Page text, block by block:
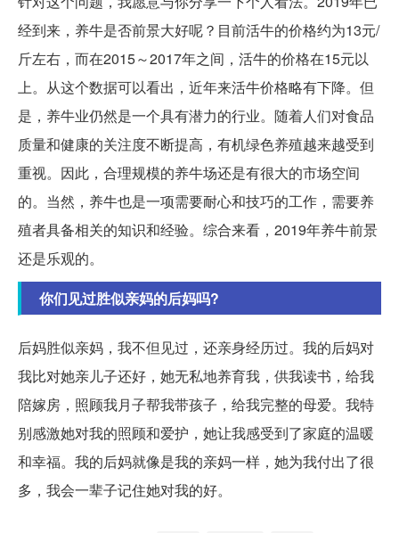
经到来，养牛是否前景大好呢？目前活牛的价格约为13元/
斤左右，而在2015～2017年之间，活牛的价格在15元以
上。从这个数据可以看出，近年来活牛价格略有下降。但
是，养牛业仍然是一个具有潜力的行业。随着人们对食品
质量和健康的关注度不断提高，有机绿色养殖越来越受到
重视。因此，合理规模的养牛场还是有很大的市场空间
的。当然，养牛也是一项需要耐心和技巧的工作，需要养
殖者具备相关的知识和经验。综合来看，2019年养牛前景
还是乐观的。
你们见过胜似亲妈的后妈吗?
后妈胜似亲妈，我不但见过，还亲身经历过。我的后妈对
我比对她亲儿子还好，她无私地养育我，供我读书，给我
陪嫁房，照顾我月子帮我带孩子，给我完整的母爱。我特
别感激她对我的照顾和爱护，她让我感受到了家庭的温暖
和幸福。我的后妈就像是我的亲妈一样，她为我付出了很
多，我会一辈子记住她对我的好。